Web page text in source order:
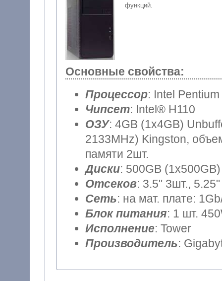
функций.
Основные свойства:
Процессор: Intel
Чипсет: Intel® H110
ОЗУ: 4GB (1x4GB)
2133MHz) Kingston,
памяти 2шт.
Диски: 500GB
Отсеков: 3.5" 3шт.,
Сеть: на мат. плате:
Блок питания: 1 шт.
Исполнение: Tower
Производитель: